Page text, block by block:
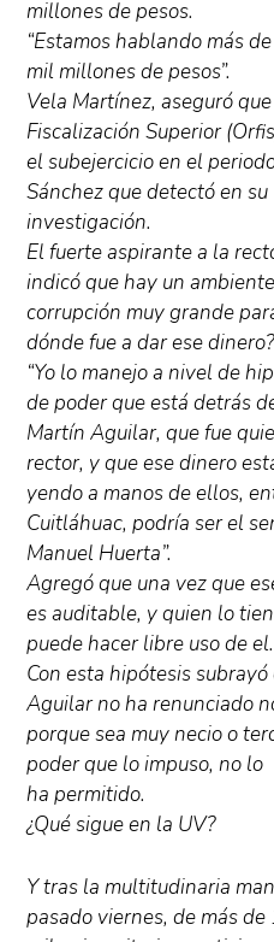
millones de pesos.
“Estamos hablando más
mil millones de pesos”.
Vela Martínez, aseguró
Fiscalización Superior
el subejercicio en el
Sánchez que detectó en su
investigación.
El fuerte aspirante a la
indicó que hay un
corrupción muy grande
dónde fue a dar ese dinero?
“Yo lo manejo a nivel de
de poder que está detrás
Martín Aguilar, que fue
rector, y que ese dinero
yendo a manos de ellos,
Cuitláhuac, podría ser el
Manuel Huerta”.
Agregó que una vez que
es auditable, y quien lo
puede hacer libre uso de el.
Con esta hipótesis
Aguilar no ha renunciado
porque sea muy necio o
poder que lo impuso, no lo
ha permitido.
¿Qué sigue en la UV?
Y tras la multitudinaria
pasado viernes, de más de